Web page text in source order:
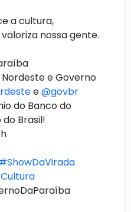
a cultura,
nossa gente.
e Governo
e@govbr
do Banco do
Brasil!
#ShowDaVirada